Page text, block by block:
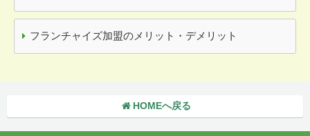
フランチャイズ加盟のメリット・デメリット
HOMEへ戻る